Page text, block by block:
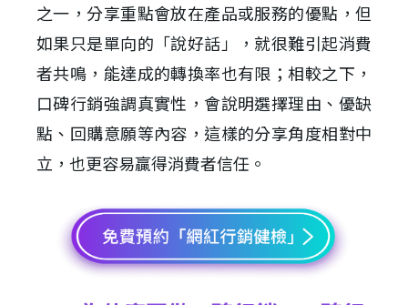
之一，分享重點會放在產品或服務的優點，但
如果只是單向的「說好話」，就很難引起消費
者共鳴，能達成的轉換率也有限；相較之下，
口碑行銷強調真實性，會說明選擇理由、優缺
點、回購意願等內容，這樣的分享角度相對中
立，也更容易贏得消費者信任。